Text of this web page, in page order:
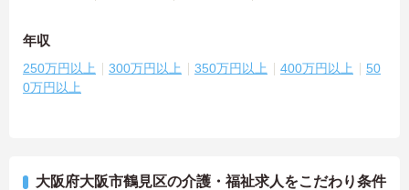
年収
250万円以上 300万円以上 350万円以上 400万円以上
50
0万円以上
大阪府大阪市鶴見区の介護・福祉求人をこだわり条件